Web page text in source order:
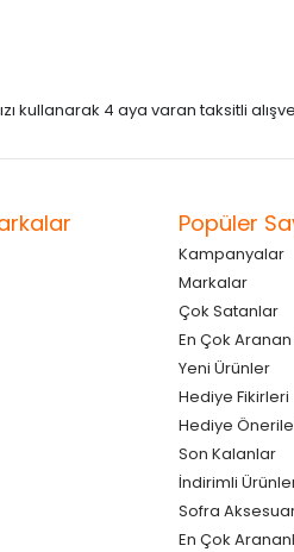
kullanarak 4 aya varan taksitli
Popüler
Kampanyalar
Markalar
Çok Satanlar
En Çok
Yeni Ürünler
Hediye Fikirleri
Hediye
Son Kalanlar
İndirimli
Sofra
En Çok